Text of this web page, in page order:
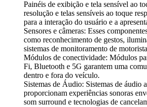
Painéis de exibição e tela sensível ao
resolução e telas sensíveis ao toque
para a interação do usuário e a
Sensores e câmeras: Esses
como reconhecimento de gestos,
sistemas de monitoramento de
Módulos de conectividade: Módulos
Fi, Bluetooth e 5G garantem uma
dentro e fora do veículo.
Sistemas de Áudio: Sistemas de áudio
proporcionam experiências sonoras
som surround e tecnologias de